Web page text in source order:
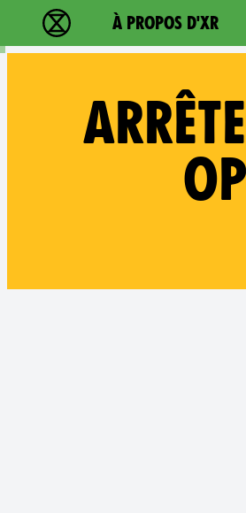
Extinction Rebellion - Home
Main navigation
À PROPOS D'XR